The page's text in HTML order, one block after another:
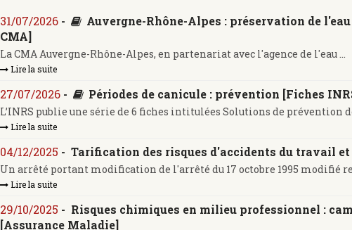
31/07/2026-
Auvergne-Rhône-Alpes : préservation de
CMA]
La CMA Auvergne-Rhône-Alpes, en partenariat avec l'agence de l'eau ...
Lire la suite
27/07/2026- Périodes de canicule : prévention [Fiches
L’INRS publie une série de 6 fiches intitulées Solutions de prévention
Lire la suite
04/12/2025 - Tarification des risques d'accidents du travail
Un arrêté portant modification de l'arrêté du 17 octobre 1995 modifié
Lire la suite
29/10/2025 - Risques chimiques en milieu professionnel :
[Assurance Maladie]